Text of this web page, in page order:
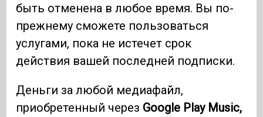
быть отменена в любое время. Вы по-
прежнему сможете пользоваться
услугами, пока не истечет срок
действия вашей последней подписки.
Деньги за любой медиафайл,
приобретенный через Google Play Music,